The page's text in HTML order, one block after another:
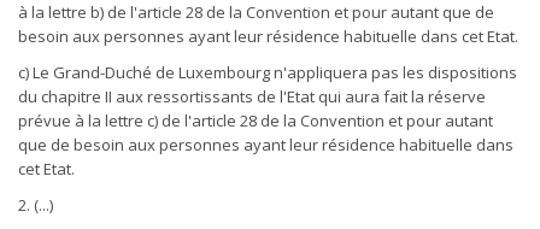
à la lettre b) de l'article 28 de la Convention et pour autant que de
besoin aux personnes ayant leur résidence habituelle dans cet Etat.
c) Le Grand-Duché de Luxembourg n'appliquera pas les dispositions
du chapitre II aux ressortissants de l'Etat qui aura fait la réserve
prévue à la lettre c) de l'article 28 de la Convention et pour autant
que de besoin aux personnes ayant leur résidence habituelle dans
cet Etat.
2. (...)